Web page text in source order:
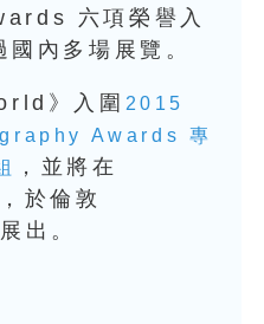
六項榮譽入
內多場展覽。
》入圍 2015
Awards 專
，並將在
於倫敦
出。